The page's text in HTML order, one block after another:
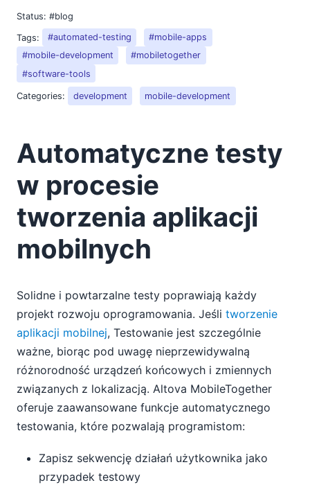
Status: #blog
Tags:
#automated-testing
#mobile-apps
#mobile-development
#mobiletogether
#software-tools
Categories: development mobile-development
Automatyczne testy
w procesie
tworzenia aplikacji
mobilnych
Solidne i powtarzalne testy poprawiają każdy
projekt rozwoju oprogramowania. Jeśli tworzenie
aplikacji mobilnej, Testowanie jest szczególnie
ważne, biorąc pod uwagę nieprzewidywalną
różnorodność urządzeń końcowych i zmiennych
związanych z lokalizacją. Altova MobileTogether
oferuje zaawansowane funkcje automatycznego
testowania, które pozwalają programistom:
Zapisz sekwencję działań użytkownika jako
przypadek testowy